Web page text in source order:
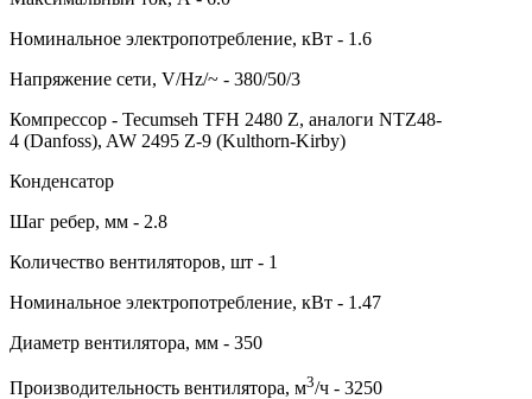
Номинальное электропотребление, кВт - 1.6
Напряжение сети, V/Hz/~ - 380/50/3
Компрессор - Tecumseh TFH 2480 Z, аналоги NTZ48-
4 (Danfoss), AW 2495 Z-9 (Kulthorn-Kirby)
Конденсатор
Шаг ребер, мм - 2.8
Количество вентиляторов, шт - 1
Номинальное электропотребление, кВт - 1.47
Диаметр вентилятора, мм - 350
Производительность вентилятора, м3/ч - 3250